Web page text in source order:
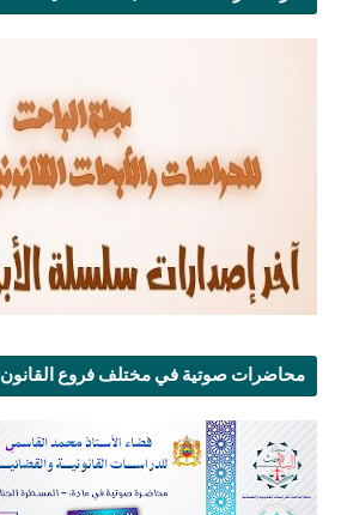
محاضرات صوتية في مختلف فروع القانون